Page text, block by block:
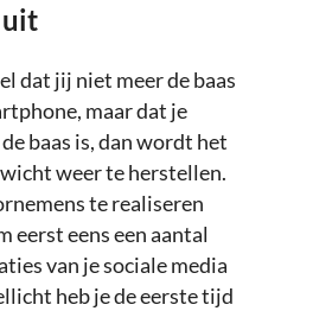
dat jij niet meer de baas
maar dat je
baas is, dan wordt het
weer te herstellen.
te realiseren
eerst eens een aantal
van je sociale media
heb je de eerste tijd